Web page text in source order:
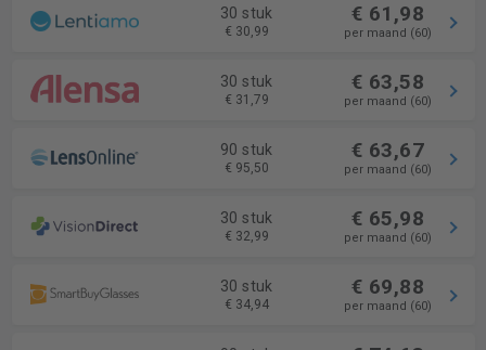
30 stuk
€ 30,99
€ 61,98
per maand (60)
30 stuk
€ 31,79
€ 63,58
per maand (60)
90 stuk
€ 95,50
€ 63,67
per maand (60)
30 stuk
€ 32,99
€ 65,98
per maand (60)
30 stuk
€ 34,94
€ 69,88
per maand (60)